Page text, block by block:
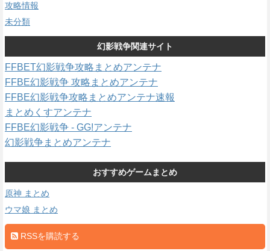
攻略情報
未分類
幻影戦争関連サイト
FFBET幻影戦争攻略まとめアンテナ
FFBE幻影戦争 攻略まとめアンテナ
FFBE幻影戦争攻略まとめアンテナ速報
まとめくすアンテナ
FFBE幻影戦争 - GG!アンテナ
幻影戦争まとめアンテナ
おすすめゲームまとめ
原神 まとめ
ウマ娘 まとめ
RSSを購読する